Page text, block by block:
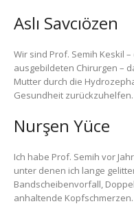
Aslı Savcıözen
Wir sind Prof. Semih Keskil
ausgebildeten Chirurgen –
Mutter durch die
Gesundheit zurückzuhelfen.
Nurşen Yüce
Ich habe Prof. Semih vor
unter denen ich lange
Bandscheibenvorfall,
anhaltende